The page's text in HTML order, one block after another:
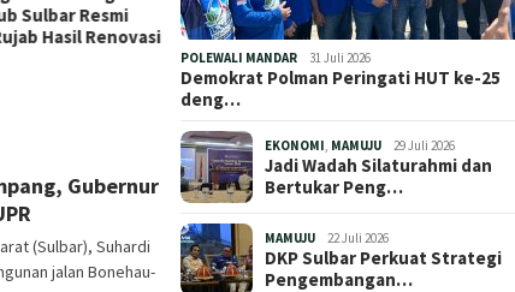
Tekankan Sinergi
Perencanaan dan Penguatan
Kelembagaan Ormas
Marano 2025: Puluhan
Pengendara Ditindak
Gubernur
(Sulbar), Suhardi
jalan Bonehau-
POLEWALI MANDAR 31 Juli 2026
Demokrat Polman Peringati HUT ke-25
deng…
EKONOMI MAMUJU 29 Juli 2026
Jadi Wadah Silaturahmi dan
Bertukar Peng…
MAMUJU 22 Juli 2026
DKP Sulbar Perkuat Strategi
Pengembangan…